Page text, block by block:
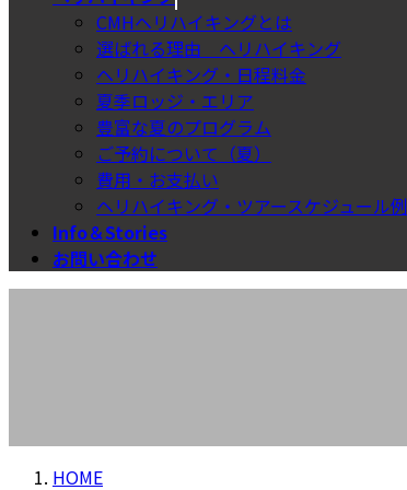
CMHヘリハイキングとは
選ばれる理由＿ヘリハイキング
ヘリハイキング・日程料金
夏季ロッジ・エリア
豊富な夏のプログラム
ご予約について（夏）
費用・お支払い
ヘリハイキング・ツアースケジュール例
Info＆Stories
お問い合わせ
HOME